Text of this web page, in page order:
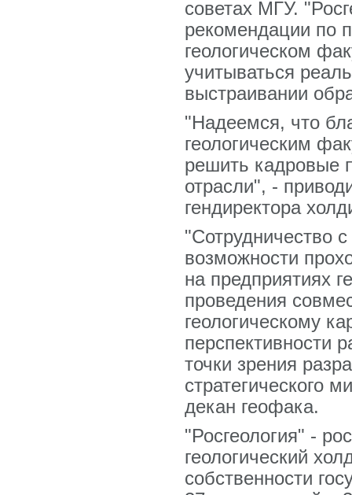
советах МГУ.
рекомендации по
геологическом
учитываться
выстраивании
"Надеемся, что
геологическим
решить кадровые
отрасли", -
гендиректора
"Сотрудничество
возможности
на предприятиях
проведения
геологическому
перспективности
точки зрения
стратегического
декан геофака.
"Росгеология" -
геологический
собственности